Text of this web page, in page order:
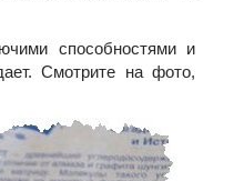
способностями и
Смотрите на фото,